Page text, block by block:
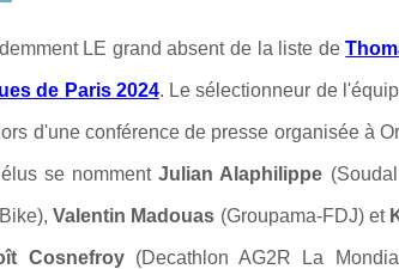
LE grand absent de la liste de
de Paris 2024. Le sélectionneur de
d'une conférence de presse organisée à
élus se nommentJulian Alaphilippe
Valentin Madouas (Groupama-FDJ) et
Cosnefroy(Decathlon AG2R La